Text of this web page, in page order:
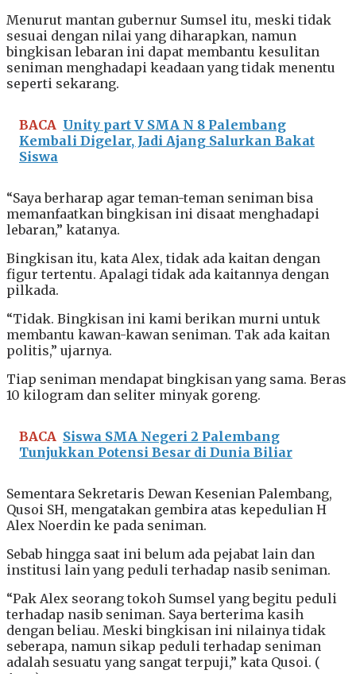
Menurut mantan gubernur Sumsel itu, meski tidak
sesuai dengan nilai yang diharapkan, namun
bingkisan lebaran ini dapat membantu kesulitan
seniman menghadapi keadaan yang tidak menentu
seperti sekarang.
BACA Unity part V SMA N 8 Palembang
Kembali Digelar, Jadi Ajang Salurkan Bakat
Siswa
“Saya berharap agar teman-teman seniman bisa
memanfaatkan bingkisan ini disaat menghadapi
lebaran,” katanya.
Bingkisan itu, kata Alex, tidak ada kaitan dengan
figur tertentu. Apalagi tidak ada kaitannya dengan
pilkada.
“Tidak. Bingkisan ini kami berikan murni untuk
membantu kawan-kawan seniman. Tak ada kaitan
politis,” ujarnya.
Tiap seniman mendapat bingkisan yang sama. Beras
10 kilogram dan seliter minyak goreng.
BACA Siswa SMA Negeri 2 Palembang
Tunjukkan Potensi Besar di Dunia Biliar
Sementara Sekretaris Dewan Kesenian Palembang,
Qusoi SH, mengatakan gembira atas kepedulian H
Alex Noerdin ke pada seniman.
Sebab hingga saat ini belum ada pejabat lain dan
institusi lain yang peduli terhadap nasib seniman.
“Pak Alex seorang tokoh Sumsel yang begitu peduli
terhadap nasib seniman. Saya berterima kasih
dengan beliau. Meski bingkisan ini nilainya tidak
seberapa, namun sikap peduli terhadap seniman
adalah sesuatu yang sangat terpuji,” kata Qusoi. (